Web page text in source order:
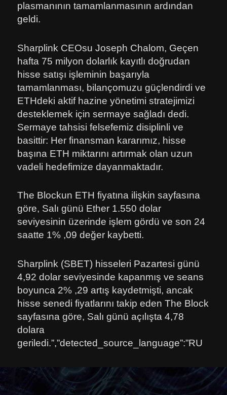
plasmanının tamamlanmasının ardından
geldi.
Sharplink CEOsu Joseph Chalom, Geçen
hafta 75 milyon dolarlık kayıtlı doğrudan
hisse satışı işleminin başarıyla
tamamlanması, bilançomuzu güçlendirdi ve
ETHdeki aktif hazine yönetimi stratejimizi
desteklemek için sermaye sağladı dedi.
Sermaye tahsisi felsefemiz disiplinli ve
basittir: Her finansman kararımız, hisse
başına ETH miktarını artırmak olan uzun
vadeli hedefimize dayanmaktadır.
The Blockun ETH fiyatına ilişkin sayfasına
göre, Salı günü Ether 1.550 dolar
seviyesinin üzerinde işlem gördü ve son 24
saatte 1% ,09 değer kaybetti.
Sharplink (SBET) hisseleri Pazartesi günü
4,92 dolar seviyesinde kapanmış ve seans
boyunca 2% ,29 artış kaydetmişti, ancak
hisse senedi fiyatlarını takip eden The Block
sayfasına göre, Salı günü açılışta 4,78
dolara
geriledi.”,”detected_source_language”:”RU